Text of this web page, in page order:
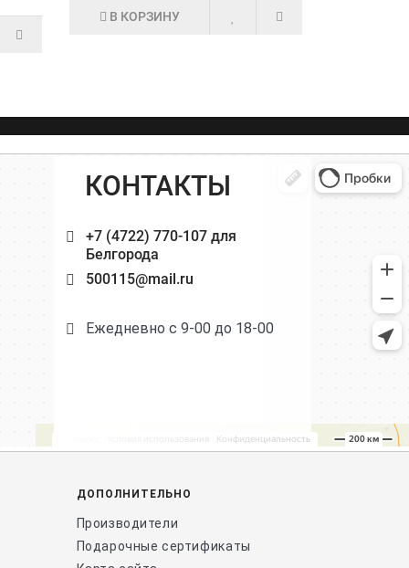
В КОРЗИНУ
КОНТАКТЫ
+7 (4722) 770-107 для
Белгорода
500115@mail.ru
Ежедневно с 9-00 до 18-00
ДОПОЛНИТЕЛЬНО
Производители
Подарочные сертификаты